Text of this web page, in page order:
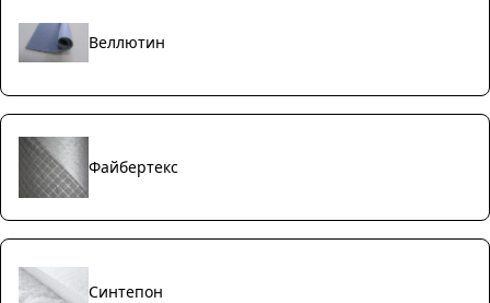
Веллютин
Файбертекс
Синтепон